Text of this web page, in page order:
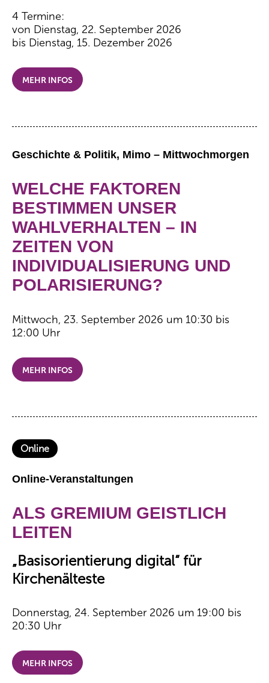
4 Termine:
von Dienstag, 22. September 2026
bis Dienstag, 15. Dezember 2026
MEHR INFOS
Geschichte & Politik, Mimo – Mittwochmorgen
WELCHE FAKTOREN
BESTIMMEN UNSER
WAHLVERHALTEN – IN
ZEITEN VON
INDIVIDUALISIERUNG UND
POLARISIERUNG?
Mittwoch, 23. September 2026 um 10:30 bis
12:00 Uhr
MEHR INFOS
Online
Online-Veranstaltungen
ALS GREMIUM GEISTLICH
LEITEN
„Basisorientierung digital“ für
Kirchenälteste
Donnerstag, 24. September 2026 um 19:00 bis
20:30 Uhr
MEHR INFOS